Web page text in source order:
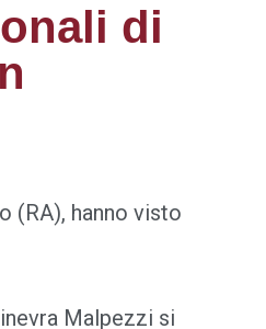
di
(RA), hanno visto
Malpezzi si